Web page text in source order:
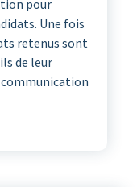
pour
Une fois
retenus sont
de leur
communication